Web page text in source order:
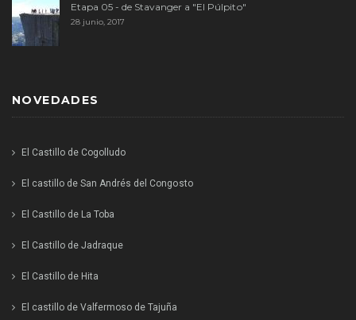
Etapa 05 - de Stavanger a "El Púlpito"
28 junio, 2017
NOVEDADES
El Castillo de Cogolludo
El castillo de San Andrés del Congosto
El Castillo de La Toba
El Castillo de Jadraque
El Castillo de Hita
El castillo de Valfermoso de Tajuña